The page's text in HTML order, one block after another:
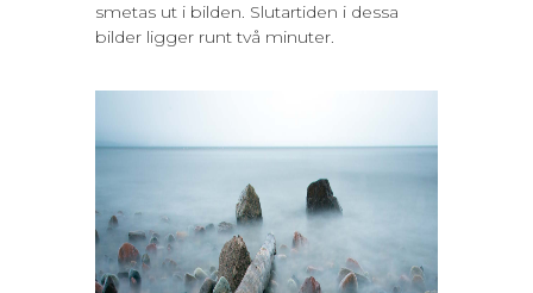
smetas ut i bilden. Slutartiden i dessa
bilder ligger runt två minuter.